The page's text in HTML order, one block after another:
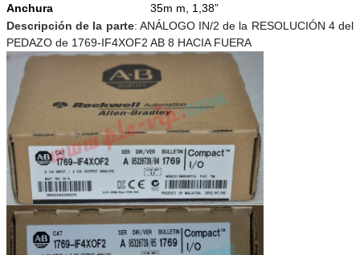
Anchura
35m m, 1,38”
Descripción de la parte: ANÁLOGO IN/2 de la RESOLUCIÓN 4 del
PEDAZO de 1769-IF4XOF2 AB 8 HACIA FUERA